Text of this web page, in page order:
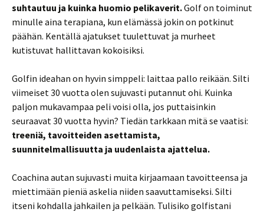
suhtautuu ja kuinka huomio pelikaverit.Golf on toiminut
minulle aina terapiana, kun elämässä jokin on potkinut
päähän. Kentällä ajatukset tuulettuvat ja murheet
kutistuvat hallittavan kokoisiksi.
Golfin ideahan on hyvin simppeli: laittaa pallo reikään. Silti
viimeiset 30 vuotta olen sujuvasti putannut ohi. Kuinka
paljon mukavampaa peli voisi olla, jos puttaisinkin
seuraavat 30 vuotta hyvin? Tiedän tarkkaan mitä se vaatisi:
treeniä, tavoitteiden asettamista,
suunnitelmallisuutta ja uudenlaista ajattelua.
Coachina autan sujuvasti muita kirjaamaan tavoitteensa ja
miettimään pieniä askelia niiden saavuttamiseksi. Silti
itseni kohdalla jahkailen ja pelkään. Tulisiko golfistani